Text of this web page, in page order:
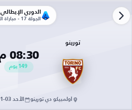
الدوري الإيطالي
الجولة 17 - مباراة الذهاب
تورينو
08:30 م
149 يوم
أولمبيكو دي تورينو الأحد 03-01-2027 · 08:30 م